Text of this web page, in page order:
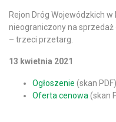
Rejon Dróg Wojewódzkich
nieograniczony na sprzedaż
– trzeci przetarg.
13 kwietnia 2021
Ogłoszenie (skan PDF)
Oferta cenowa (skan